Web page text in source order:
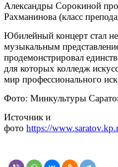
Александры Сорокиной
Рахманинова (класс
Юбилейный концерт стал
музыкальным
продемонстрировал
для которых колледж
мир профессионального
Фото: Минкультуры
Источник и
фото https://